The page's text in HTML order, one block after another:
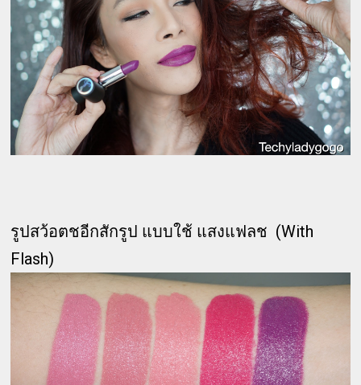
รูปสว้อตชอีกสักรูป แบบใช้ แสงแฟลช (With
Flash)